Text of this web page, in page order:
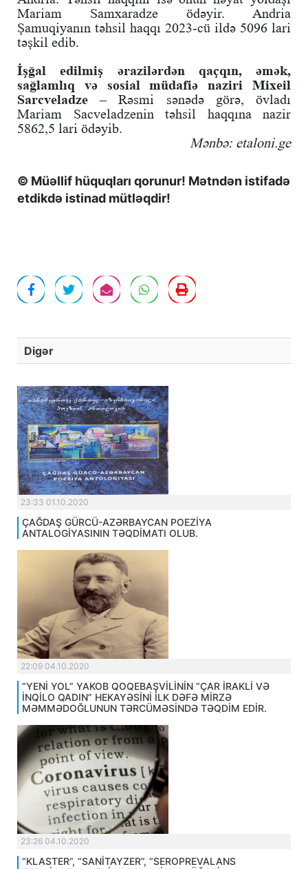
Mariam Samxaradze ödəyir. Andria
Şamuqiyanın təhsil haqqı 2023-cü ildə 5096 lari
təşkil edib.
İşğal edilmiş ərazilərdən qaçqın, əmək,
sağlamlıq və sosial müdafiə naziri Mixeil
Sarcveladze – Rəsmi sənədə görə, övladı
Mariam Sacveladzenin təhsil haqqına nazir
5862,5 lari ödəyib.
Mənbə: etaloni.ge
© Müəllif hüquqları qorunur! Mətndən istifadə
etdikdə istinad mütləqdir!
Digər
23:33 01.10.2020
ÇAĞDAŞ GÜRCÜ-AZƏRBAYCAN POEZİYA
ANTALOGİYASININ TƏQDİMATI OLUB.
22:09 04.10.2020
“YENİ YOL” YAKOB QOQEBAŞVİLİNİN “ÇAR İRAKLİ VƏ
İNQİLO QADIN” HEKAYƏSİNİ İLK DƏFƏ MİRZƏ
MƏMMƏDOĞLUNUN TƏRCÜMƏSİNDƏ TƏQDİM EDİR.
23:26 04.10.2020
“KLASTER”, “SANİTAYZER”, “SEROPREVALANS